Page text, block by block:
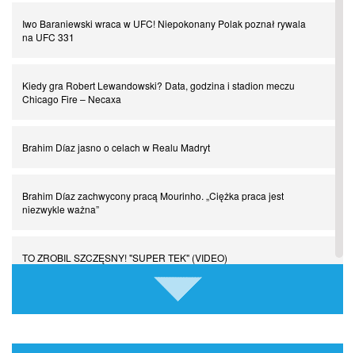
Chłopak z pizzerii. Kim był zmarły Mino Raiola?
Manchester United. Czy magik z Holandii odczaruje przeklętą
drużynę?
Puyol i Piqué. Piłkarskie duety, za którymi tęsknimy. Część III
Finansowa rewolucja na San Siro. Czy powstanie nowa potęga?
Pocztówki z ćwierćfinałów. Liga Mistrzów wkracza w decydującą
Iwo Baraniewski wraca w UFC! Niepokonany Polak poznał rywala
na UFC 331
Kiedy gra Robert Lewandowski? Data, godzina i stadion meczu
Chicago Fire – Necaxa
Brahim Díaz jasno o celach w Realu Madryt
Brahim Díaz zachwycony pracą Mourinho. „Ciężka praca jest
niezwykle ważna”
TO ZROBIL SZCZĘSNY! "SUPER TEK" (VIDEO)
AS Roma dopina hitowy transfer! Reprezentant Argentyny za 18